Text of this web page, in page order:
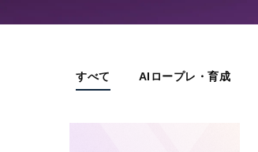
すべて AIロープレ・育成